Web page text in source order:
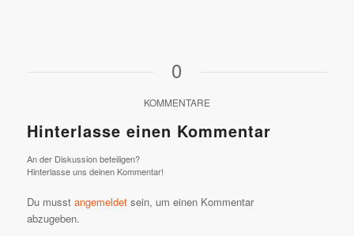
0
KOMMENTARE
Hinterlasse einen Kommentar
An der Diskussion beteiligen?
Hinterlasse uns deinen Kommentar!
Du musst angemeldetsein, um einen Kommentar
abzugeben.